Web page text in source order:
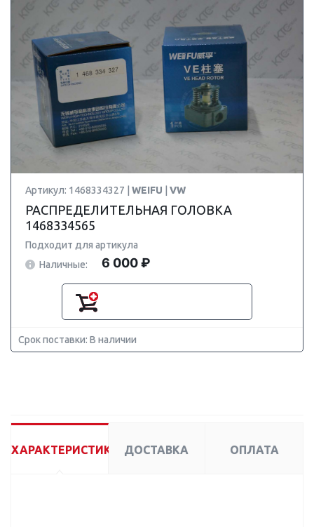
Артикул: 1468334327 | WEIFU VW
РАСПРЕДЕЛИТЕЛЬНАЯ ГОЛОВКА
1468334565
Подходит для артикула
Наличные:
6 000 ₽
Срок поставки: В наличии
ХАРАКТЕРИСТИКИ ДОСТАВКА ОПЛАТА